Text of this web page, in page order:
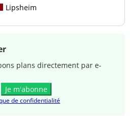
Lipsheim
plans directement par e-
Je m'abonne
de confidentialité